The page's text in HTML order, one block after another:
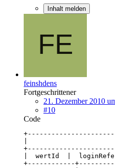
Inhalt melden
feinshdens
Fortgeschrittener
21. Dezember 2010
#10
Code